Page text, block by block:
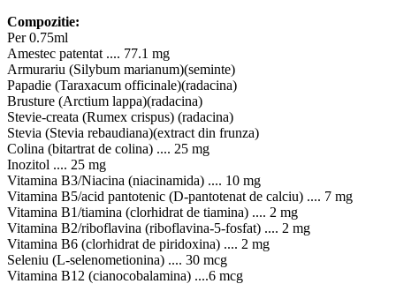
Compozitie:
Per 0.75ml
Amestec patentat .... 77.1 mg
Armurariu (Silybum marianum)(seminte)
Papadie (Taraxacum officinale)(radacina)
Brusture (Arctium lappa)(radacina)
Stevie-creata (Rumex crispus) (radacina)
Stevia (Stevia rebaudiana)(extract din frunza)
Colina (bitartrat de colina) .... 25 mg
Inozitol .... 25 mg
Vitamina B3/Niacina (niacinamida) .... 10 mg
Vitamina B5/acid pantotenic (D-pantotenat de calciu) .... 7 mg
Vitamina B1/tiamina (clorhidrat de tiamina) .... 2 mg
Vitamina B2/riboflavina (riboflavina-5-fosfat) .... 2 mg
Vitamina B6 (clorhidrat de piridoxina) .... 2 mg
Seleniu (L-selenometionina) .... 30 mcg
Vitamina B12 (cianocobalamina) ....6 mcg